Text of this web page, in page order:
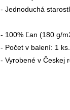
- Jednoduchá
- 100% Ľan (180 g/
- Počet v balení: 1 ks.
- Vyrobené v Českej